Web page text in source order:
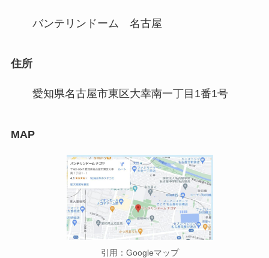
バンテリンドーム 名古屋
住所
愛知県名古屋市東区大幸南一丁目1番1号
MAP
引用：Googleマップ